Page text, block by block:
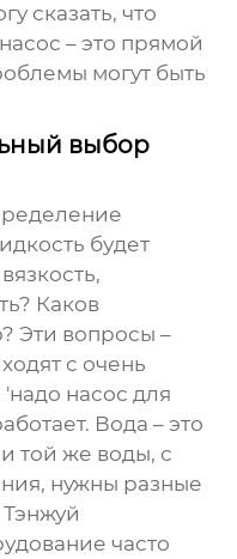
сказать, что
– это прямой
могут быть
выбор
будет
Каков
Эти вопросы –
с очень
насос для
Вода – это
той же воды, с
нужны разные
часто